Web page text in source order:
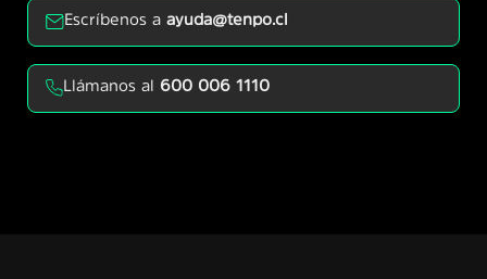
Escríbenos aayuda@tenpo.cl
Llámanos al 600 006 1110